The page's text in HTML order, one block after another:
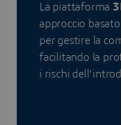
La piattaforma
approccio
per gestire la
facilitando la
i rischi